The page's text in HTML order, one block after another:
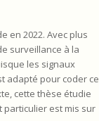
en 2022. Avec plus
surveillance à la
les signaux
adapté pour coder ce
cette thèse étudie
est mis sur